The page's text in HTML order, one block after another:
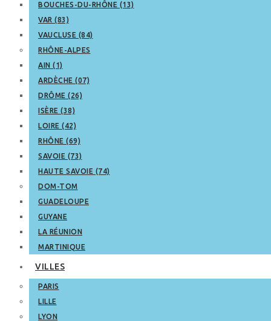
BOUCHES-DU-RHÔNE (13)
VAR (83)
VAUCLUSE (84)
RHÔNE-ALPES
AIN (1)
ARDÈCHE (07)
DRÔME (26)
ISÈRE (38)
LOIRE (42)
RHÔNE (69)
SAVOIE (73)
HAUTE SAVOIE (74)
DOM-TOM
GUADELOUPE
GUYANE
LA RÉUNION
MARTINIQUE
VILLES
PARIS
LILLE
LYON